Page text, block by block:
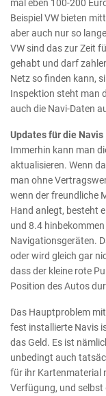
mal eben 100-200
Beispiel VW bieten
aber auch nur so
VW sind das zur Zeit
gehabt und darf
Netz so finden kann,
Inspektion steht man
auch die Navi-Daten
Updates für die Navis
Immerhin kann man
aktualisieren. Wenn
man ohne
wenn der freundliche
Hand anlegt, besteht
und 8.4
Navigationsgeräten.
oder wird gleich gar
dass der kleine rote
Position des Autos
Das Hauptproblem
fest installierte Navis
das Geld. Es ist
unbedingt auch
für ihr Kartenmaterial
Verfügung, und